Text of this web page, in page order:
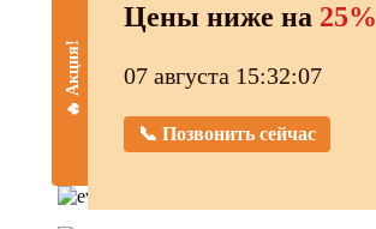
🔥 Акция!
Цены ниже на 25%
07 августа 15:32:08
📞 Позвонить сейчас